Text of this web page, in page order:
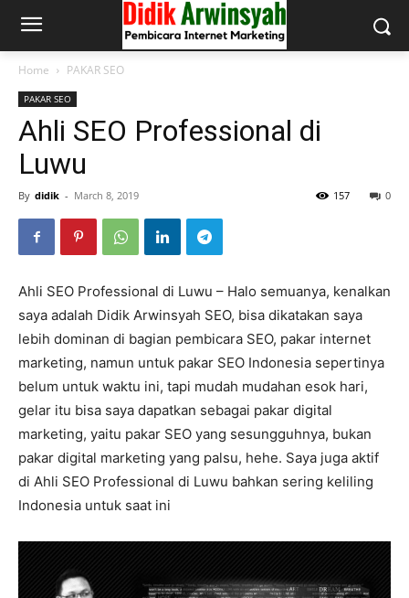
Home PAKAR SEO
PAKAR SEO
Ahli SEO Professional di
Luwu
By didik - March 8, 2019 0
157
Ahli SEO Professional di Luwu – Halo semuanya, kenalkan
saya adalah Didik Arwinsyah SEO, bisa dikatakan saya
lebih dominan di bagian pembicara SEO, pakar internet
marketing, namun untuk pakar SEO Indonesia sepertinya
belum untuk waktu ini, tapi mudah mudahan esok hari,
gelar itu bisa saya dapatkan sebagai pakar digital
marketing, yaitu pakar SEO yang sesungguhnya, bukan
pakar digital marketing yang palsu, hehe. Saya juga aktif
di Ahli SEO Professional di Luwu bahkan sering keliling
Indonesia untuk saat ini